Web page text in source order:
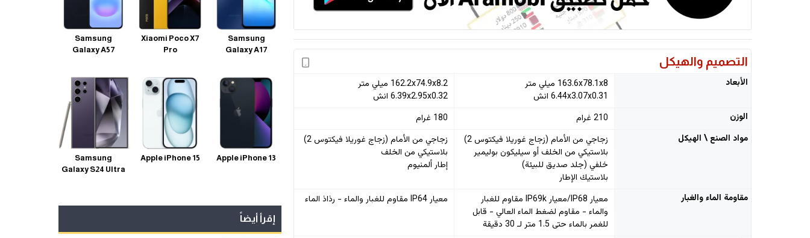
التصميم والهيكل
الأبعاد
163.6x78.1x8 ميلي متر
6.44x3.07x0.31 انش
162.2x74.9x8.2 ميلي متر
6.39x2.95x0.32 انش
الوزن
210 غرام
180 غرام
مواد الصنع \ الهيكل
زجاجي من الأمام (زجاج غوريلا فيكتوس 2)
بلاستيكي من الخلف أو سيليكون بوليمير
خلفي (جلد صديق للبيئة)
بلاستيك الإطار
زجاجي من الأمام (زجاج غوريلا فيكتوس 2)
بلاستيكي من الخلف
إطار ألمنيوم
مقاومة الماء والغبار
معيار IP68/معيار IP69k مقاوم للغبار
والماء - مقاوم لضغط الماء العالي - قابل
للغمر بالماء حتى 1.5 متر لـ 30 دقيقة
معيار IP64 مقاوم للغبار والماء - رذاذ الماء
Samsung
Galaxy A17
Xiaomi Poco X7
Pro
Samsung
Galaxy A57
Apple iPhone 13
Apple iPhone 15
Samsung
Galaxy S24 Ultra
إقرأ أيضاً